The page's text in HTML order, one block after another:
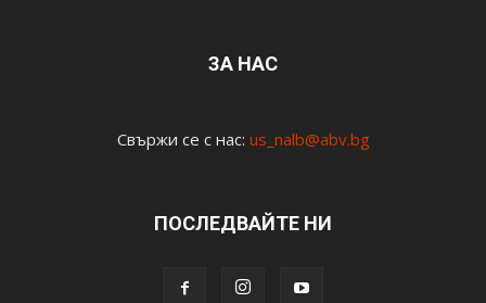
ЗА НАС
Свържи се с нас: us_nalb@abv.bg
ПОСЛЕДВАЙТЕ НИ